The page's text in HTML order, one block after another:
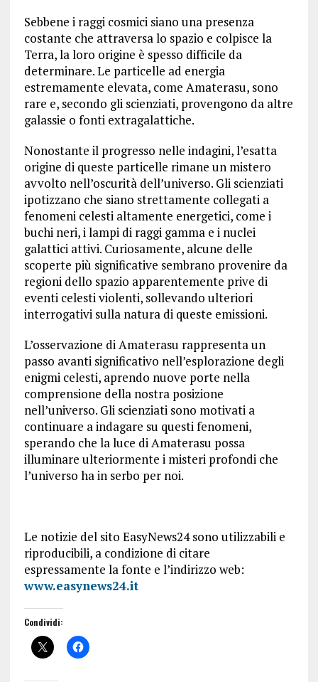
Sebbene i raggi cosmici siano una presenza
costante che attraversa lo spazio e colpisce la
Terra, la loro origine è spesso difficile da
determinare. Le particelle ad energia
estremamente elevata, come Amaterasu, sono
rare e, secondo gli scienziati, provengono da altre
galassie o fonti extragalattiche.
Nonostante il progresso nelle indagini, l’esatta
origine di queste particelle rimane un mistero
avvolto nell’oscurità dell’universo. Gli scienziati
ipotizzano che siano strettamente collegati a
fenomeni celesti altamente energetici, come i
buchi neri, i lampi di raggi gamma e i nuclei
galattici attivi. Curiosamente, alcune delle
scoperte più significative sembrano provenire da
regioni dello spazio apparentemente prive di
eventi celesti violenti, sollevando ulteriori
interrogativi sulla natura di queste emissioni.
L’osservazione di Amaterasu rappresenta un
passo avanti significativo nell’esplorazione degli
enigmi celesti, aprendo nuove porte nella
comprensione della nostra posizione
nell’universo. Gli scienziati sono motivati ​​a
continuare a indagare su questi fenomeni,
sperando che la luce di Amaterasu possa
illuminare ulteriormente i misteri profondi che
l’universo ha in serbo per noi.
Le notizie del sito EasyNews24 sono utilizzabili e
riproducibili, a condizione di citare
espressamente la fonte e l’indirizzo web:
www.easynews24.it
Condividi: